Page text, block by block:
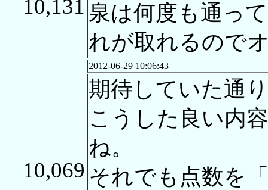
10,131 泉は何度も通っ
れが取れるので
10,069
2012-06-29 10:06:43
期待していた通
こうした良い内
ね。
それでも点数を